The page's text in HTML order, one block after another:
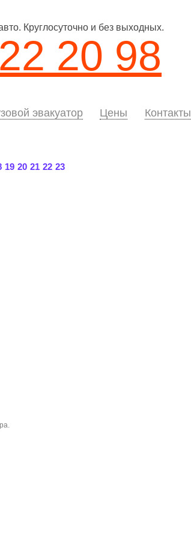
Круглосуточно и без выходных.
20 98
эвакуатор Цены Контакты
19 20 21 22 23